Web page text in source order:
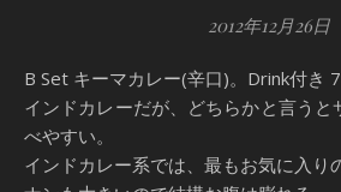
2012年12月26日
B Set キーマカレー(辛口)。Drink付き
インドカレーだが、どちらかと言うと
べやすい。
インドカレー系では、最もお気に入り